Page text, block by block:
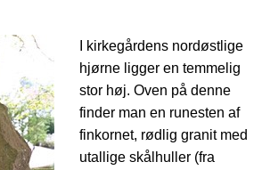
I kirkegårdens nordøstlige
hjørne ligger en temmelig
stor høj. Oven på denne
finder man en runesten af
finkornet, rødlig granit med
utallige skålhuller (fra